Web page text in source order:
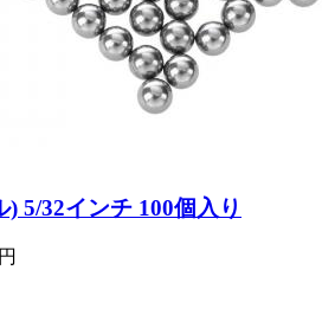
5/32インチ 100個入り
円